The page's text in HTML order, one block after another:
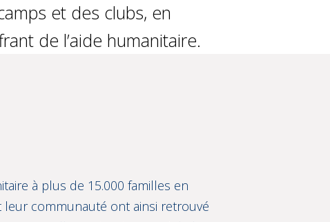
et des clubs, en
de l’aide humanitaire.
à plus de 15.000 familles en
leur communauté ont ainsi retrouvé